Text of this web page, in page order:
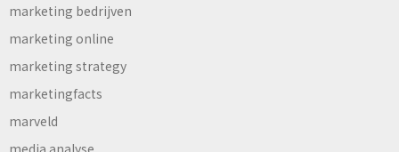
marketing bedrijven
marketing online
marketing strategy
marketingfacts
marveld
media analyse